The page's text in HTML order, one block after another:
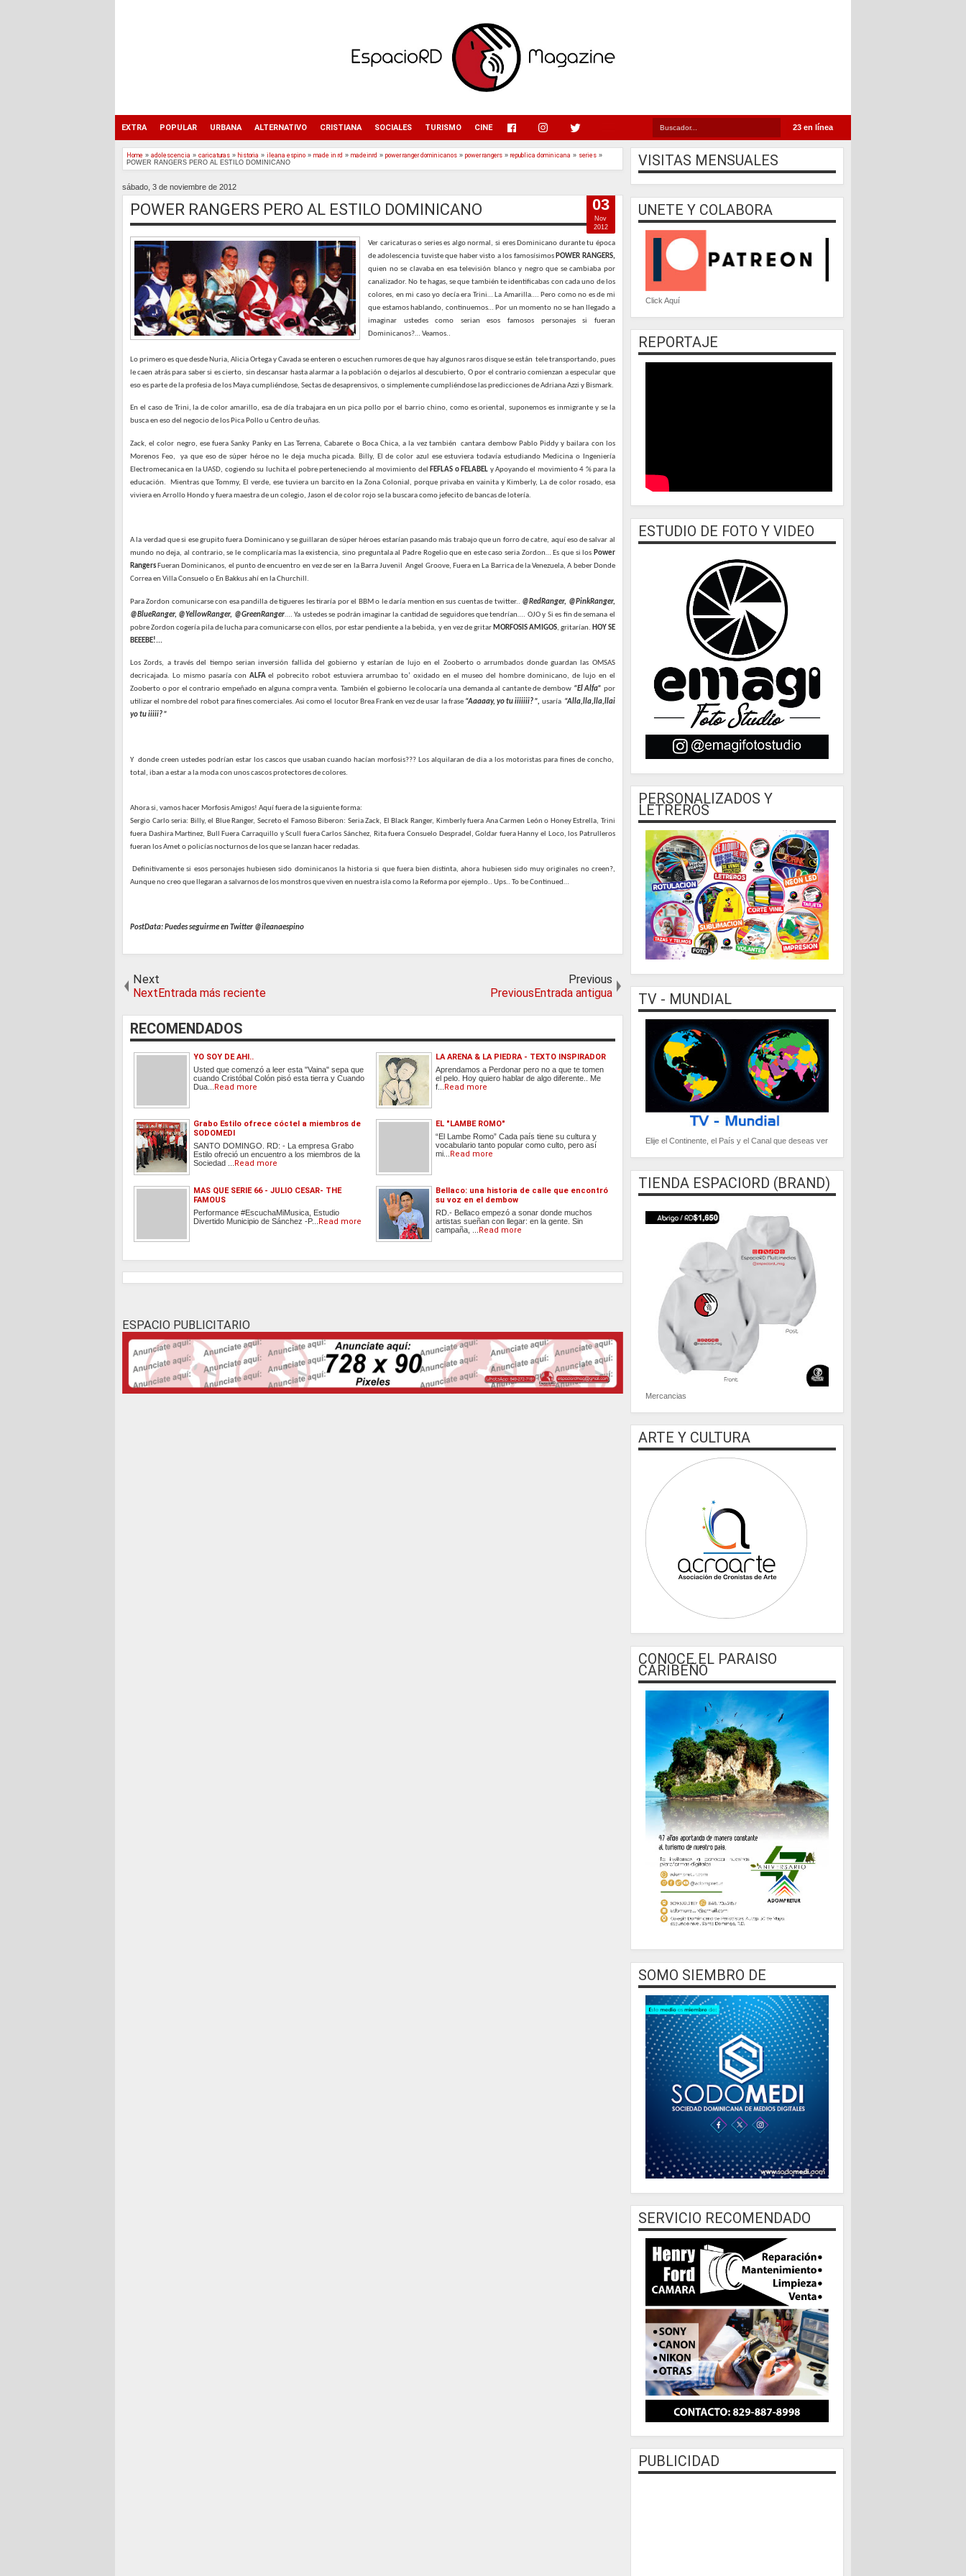
23 en línea
EXTRA POPULAR URBANA ALTERNATIVO CRISTIANA SOCIALES TURISMO CINE
Home » adolescencia » caricaturas » historia » ileana espino » made in rd » madeinrd » power ranger dominicanos » power rangers » republica dominicana » series »
POWER RANGERS PERO AL ESTILO DOMINICANO
sábado, 3 de noviembre de 2012
POWER RANGERS PERO AL ESTILO DOMINICANO
Ver caricaturas o series es algo normal, si eres Dominicano durante tu época
de adolescencia tuviste que haber visto a los famosísimos POWER RANGERS,
quien no se clavaba en esa televisión blanco y negro que se cambiaba por
canalizador. No te hagas, se que también te identificabas con cada uno de los
colores, en mi caso yo decía era Trini… La Amarilla…. Pero como no es de mi
que estamos hablando, continuemos… Por un momento no se han llegado a
imaginar ustedes como serian esos famosos personajes si fueran
Dominicanos?… Veamos..
Lo primero es que desde Nuria, Alicia Ortega y Cavada se enteren o escuchen rumores de que hay algunos raros disque se están tele transportando, pues
le caen atrás para saber si es cierto, sin descansar hasta alarmar a la población o dejarlos al descubierto, O por el contrario comienzan a especular que
eso es parte de la profesia de los Maya cumpliéndose, Sectas de desaprensivos, o simplemente cumpliéndose las predicciones de Adriana Azzi y Bismark.
En el caso de Trini, la de color amarillo, esa de día trabajara en un pica pollo por el barrio chino, como es oriental, suponemos es inmigrante y se la
busca en eso del negocio de los Pica Pollo u Centro de uñas.
Zack, el color negro, ese fuera Sanky Panky en Las Terrena, Cabarete o Boca Chica, a la vez también
cantara dembow Pablo Piddy y bailara con los
Morenos Feo,
ya que eso de súper héroe no le deja mucha picada. Billy, El de color azul ese estuviera todavía estudiando Medicina o Ingeniería
Electromecanica en la UASD, cogiendo su luchita el pobre perteneciendo al movimiento del
FEFLAS o FELABEL y Apoyando el movimiento 4 % para la
educación.
Mientras que Tommy, El verde, ese tuviera un barcito en la Zona Colonial, porque privaba en vainita y Kimberly, La de color rosado, esa
viviera en Arrollo Hondo y fuera maestra de un colegio, Jason el de color rojo se la buscara como jefecito de bancas de lotería.
A la verdad que si ese grupito fuera Dominicano y se guillaran de súper héroes estarían pasando más trabajo que un forro de catre, aquí eso de salvar al
mundo no deja, al contrario, se le complicaría mas la existencia, sino preguntala al Padre Rogelio que en este caso seria Zordon… Es que si los Power
RangersFueran Dominicanos, el punto de encuentro en vez de ser en la Barra Juvenil Angel Groove, Fuera en La Barrica de la Venezuela, A beber Donde
Correa en Villa Consuelo o En Bakkus ahí en la Churchill.
Para Zordon comunicarse con esa pandilla de tigueres les tiraría por el BBM o le daría mention en sus cuentas de twitter.. @RedRanger, @PinkRanger,
@BlueRanger, @YellowRanger, @GreenRanger…. Ya ustedes se podrán imaginar la cantidad de seguidores que tendrían…. OJO y Si es fin de semana el
pobre Zordon cogería pila de lucha para comunicarse con ellos, por estar pendiente a la bebida, y en vez de gritar MORFOSIS AMIGOS, gritarían. HOY SE
BEEEBE!...
Los Zords, a través del tiempo serian inversión fallida del gobierno y estarían de lujo en el Zooberto o arrumbados donde guardan las OMSAS
decricajada. Lo mismo pasaría con ALFAel pobrecito robot estuviera arrumbao to’ oxidado en el museo del hombre dominicano, de lujo en el
Zooberto o por el contrario empeñado en alguna compra venta. También el gobierno le colocaría una demanda al cantante de dembow “El Alfa” por
utilizar el nombre del robot para fines comerciales. Asi como el locutor Brea Frank en vez de usar la frase“Aaaaay, yo tu iiiiiii? ”, usaría “Alla,lla,lla,llai
yo tu iiiii? ”
Y donde creen ustedes podrían estar los cascos que usaban cuando hacían morfosis??? Los alquilaran de dia a los motoristas para fines de concho,
total, iban a estar a la moda con unos cascos protectores de colores.
Ahora si, vamos hacer Morfosis Amigos! Aquí fuera de la siguiente forma:
Sergio Carlo seria: Billy, el Blue Ranger, Secreto el Famoso Biberon: Seria Zack, El Black Ranger, Kimberly fuera Ana Carmen León o Honey Estrella, Trini
fuera Dashira Martinez, Bull Fuera Carraquillo y Scull fuera Carlos Sánchez, Rita fuera Consuelo Despradel, Goldar fuera Hanny el Loco, los Patrulleros
fueran los Amet o policías nocturnos de los que se lanzan hacer redadas.
Definitivamente si esos personajes hubiesen sido dominicanos la historia si que fuera bien distinta, ahora hubiesen sido muy originales no creen?,
Aunque no creo que llegaran a salvarnos de los monstros que viven en nuestra isla como la Reforma por ejemplo.. Ups.. To be Continued…
PostData: Puedes seguirme en Twitter @ileanaespino
03
Nov
2012
Next
NextEntrada más reciente
Previous
PreviousEntrada antigua
RECOMENDADOS
YO SOY DE AHI..
Usted que comenzó a leer esta "Vaina" sepa que
cuando Cristóbal Colón pisó esta tierra y Cuando
Dua...
Read more
LA ARENA & LA PIEDRA - TEXTO INSPIRADOR
Aprendamos a Perdonar pero no a que te tomen
el pelo. Hoy quiero hablar de algo diferente.. Me
f...
Read more
Grabo Estilo ofrece cóctel a miembros de
SODOMEDI
SANTO DOMINGO. RD: - La empresa Grabo
Estilo ofreció un encuentro a los miembros de la
Sociedad ...
Read more
EL "LAMBE ROMO"
“El Lambe Romo” Cada país tiene su cultura y
vocabulario tanto popular como culto, pero así
mi...
Read more
MAS QUE SERIE 66 - JULIO CESAR- THE
FAMOUS
Performance #EscuchaMiMusica, Estudio
Divertido Municipio de Sánchez -P...
Read more
Bellaco: una historia de calle que encontró
su voz en el dembow
RD.- Bellaco empezó a sonar donde muchos
artistas sueñan con llegar: en la gente. Sin
campaña, ...
Read more
ESPACIO PUBLICITARIO
VISITAS MENSUALES
UNETE Y COLABORA
Click Aquí
REPORTAJE
ESTUDIO DE FOTO Y VIDEO
PERSONALIZADOS Y
LETREROS
TV - MUNDIAL
Elije el Continente, el País y el Canal que deseas ver
TIENDA ESPACIORD (BRAND)
Mercancias
ARTE Y CULTURA
CONOCE EL PARAISO
CARIBEÑO
SOMO SIEMBRO DE
SERVICIO RECOMENDADO
PUBLICIDAD